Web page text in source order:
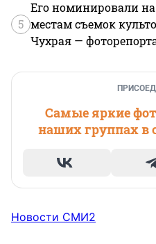
5
Его номинировали на
местам съемок
Чухрая —
Самые яркие
наших группах в
Новости СМИ2